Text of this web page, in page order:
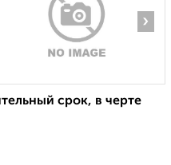
›
срок, в черте